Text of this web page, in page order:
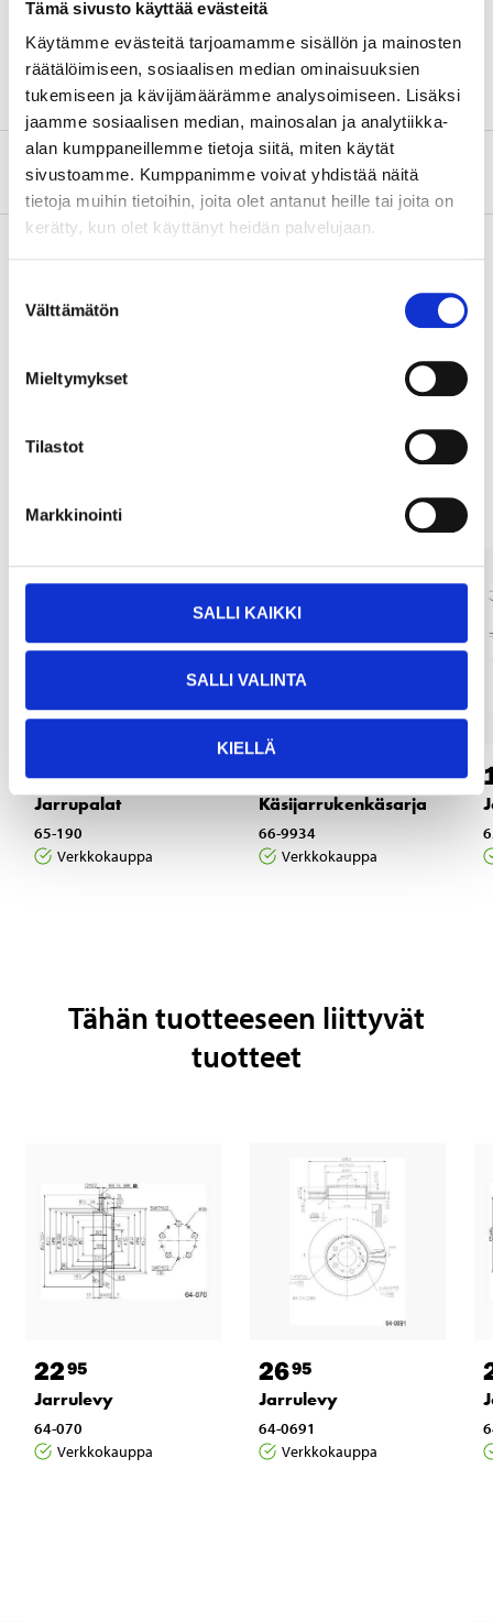
Tämä sivusto käyttää evästeitä
Käytämme evästeitä tarjoamamme sisällön ja mainosten
räätälöimiseen, sosiaalisen median ominaisuuksien
tukemiseen ja kävijämäärämme analysoimiseen. Lisäksi
jaamme sosiaalisen median, mainosalan ja analytiikka-
alan kumppaneillemme tietoja siitä, miten käytät
sivustoamme. Kumppanimme voivat yhdistää näitä
tietoja muihin tietoihin, joita olet antanut heille tai joita on
kerätty, kun olet käyttänyt heidän palvelujaan.
valinta
Välttämätön
Mieltymykset
Tilastot
Markkinointi
SALLI KAIKKI
SALLI VALINTA
KIELLÄ
Keskiökoko
Lukum
5 kpl (reikä)
Tietoa valmistajasta
Muut asiakkaat ostivat myös
10
Jarrupalat
65-190
Verkkokauppa
13
Käsijarrukenkäsarja
66-9934
Verkkokauppa
Tähän tuotteeseen liittyvät
tuotteet
2295
Jarrulevy
64-070
Verkkokauppa
2695
Jarrulevy
64-0691
Verkkokauppa